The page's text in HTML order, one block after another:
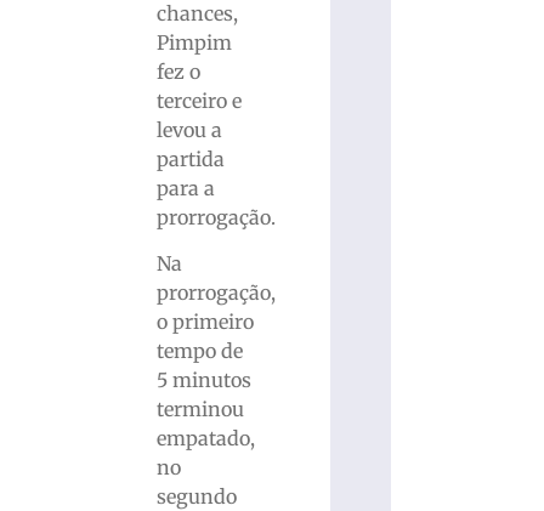
chances,
Pimpim
fez o
terceiro e
levou a
partida
para a
prorrogação.
Na
prorrogação,
o primeiro
tempo de
5 minutos
terminou
empatado,
no
segundo